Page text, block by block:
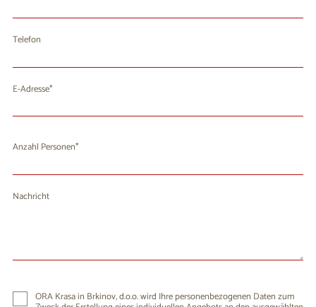
Telefon
E-Adresse
Anzahl Personen
Nachricht
ORA Krasa in Brkinov, d.o.o. wird Ihre personenbezogenen Daten zum